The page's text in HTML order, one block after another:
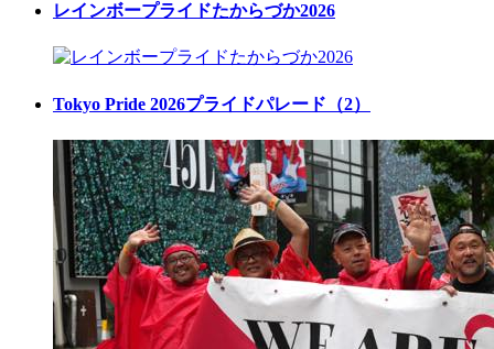
レインボープライドたからづか2026
Tokyo Pride 2026プライドパレード（2）